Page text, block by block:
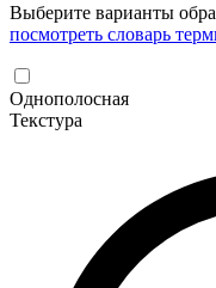
Выберите варианты
посмотреть словарь
Однополосная
Текстура